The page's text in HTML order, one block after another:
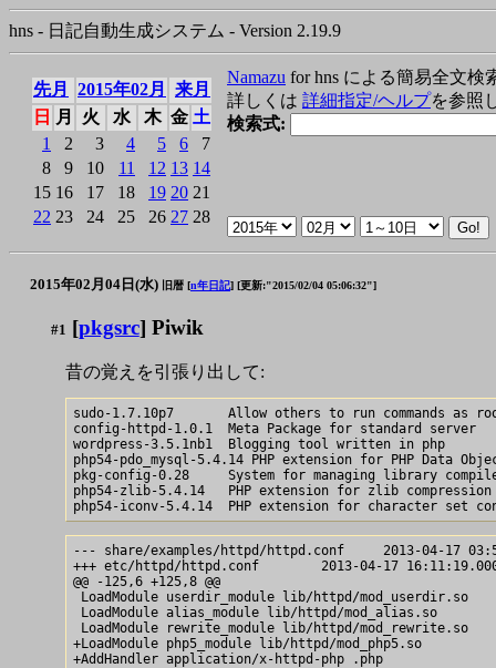
hns - 日記自動生成システム - Version 2.19.9
先月 2015年02月
来月
日
月 火 水 木 金 土
1
2 3 4 5 6
7
8
9 10 11 12 13 14
15 16 17 18 19 20 21
22 23 24 25 26 27 28
Namazu for hns による簡易全文検
詳しくは 詳細指定/ヘルプを参照
検索式:
2015年02月04日(水) 旧暦 [n年日記] [更新:"2015/02/04 05:06:32"]
#1 [pkgsrc] Piwik
昔の覚えを引張り出して:
sudo-1.7.10p7       Allow others to run commands as
config-httpd-1.0.1  Meta Package for standard server
wordpress-3.5.1nb1  Blogging tool written in php
php54-pdo_mysql-5.4.14 PHP extension for PHP Data
pkg-config-0.28     System for managing library
php54-zlib-5.4.14   PHP extension for zlib compression
--- share/examples/httpd/httpd.conf     2013-04-17
+++ etc/httpd/httpd.conf        2013-04-17
@@ -125,6 +125,8 @@
LoadModule userdir_module lib/httpd/mod_userdir.so
LoadModule alias_module lib/httpd/mod_alias.so
LoadModule rewrite_module lib/httpd/mod_rewrite.so
+LoadModule php5_module lib/httpd/mod_php5.so
+AddHandler application/x-httpd-php .php